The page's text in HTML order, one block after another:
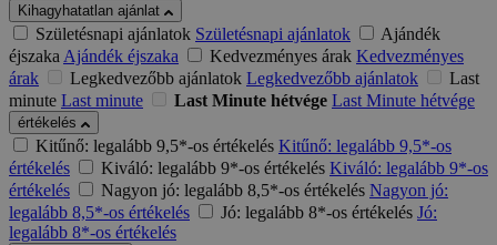
Kihagyhatatlan ajánlat
Születésnapi ajánlatok Születésnapi ajánlatok
Ajándék
éjszakaAjándék éjszaka Kedvezményes árak Kedvezményes
árak
Legkedvezőbb ajánlatok Legkedvezőbb ajánlatok
Last
minute Last minute Last Minute hétvége Last Minute hétvége
értékelés
Kitűnő: legalább 9,5*-os értékelés Kitűnő: legalább 9,5*-os
értékelés
Kiváló: legalább 9*-os értékelés Kiváló: legalább 9*-os
értékelés
Nagyon jó: legalább 8,5*-os értékelés Nagyon jó:
legalább 8,5*-os értékelés
Jó: legalább 8*-os értékelés Jó:
legalább 8*-os értékelés